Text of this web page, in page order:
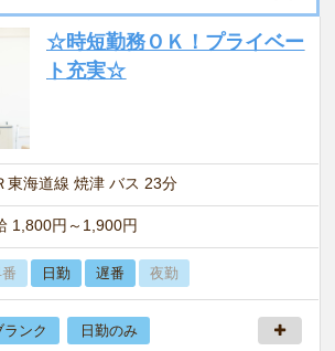
☆時短勤務ＯＫ！プライベー
ト充実☆
東海道線 焼津 バス 23分
1,800円～1,900円
日勤 遅番 夜勤
ランク 日勤のみ